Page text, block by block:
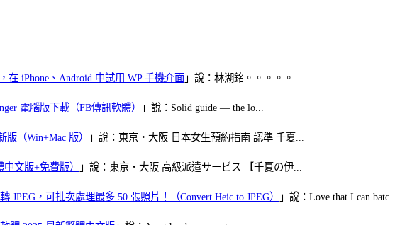
在 iPhone、Android 中試用 WP 手機介面 」說：林湖銘。。。。。
電腦版下載（FB傳訊軟體） 」說：Solid guide — the lo...
（Win+Mac 版） 」說：東京・大阪 日本女生預約指南 認準 千夏...
文版+免費版） 」說：東京・大阪 高級派遣サービス 【千夏の伊...
JPEG，可批次處理最多 50 張照片！（Convert Heic to JPEG） 」說：Love that I can batc...